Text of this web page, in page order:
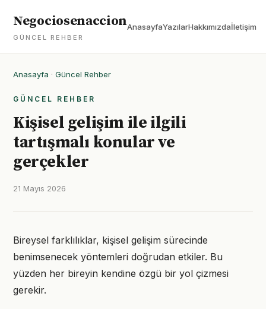
Negociosenaccion
GÜNCEL REHBER
AnasayfaYazılarHakkımızdaİletişim
Anasayfa · Güncel Rehber
GÜNCEL REHBER
Kişisel gelişim ile ilgili
tartışmalı konular ve
gerçekler
21 Mayıs 2026
Bireysel farklılıklar, kişisel gelişim sürecinde
benimsenecek yöntemleri doğrudan etkiler. Bu
yüzden her bireyin kendine özgü bir yol çizmesi
gerekir.